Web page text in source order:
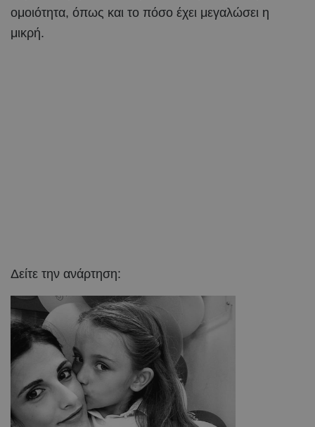
ομοιότητα, όπως και το πόσο έχει μεγαλώσει η
μικρή.
Δείτε την ανάρτηση: